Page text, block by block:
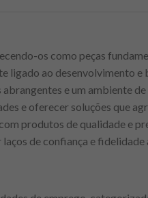
os como peças
ao desenvolvimento e
e um ambiente
e oferecer soluções que
produtos de qualidade e
de confiança e fidelidade